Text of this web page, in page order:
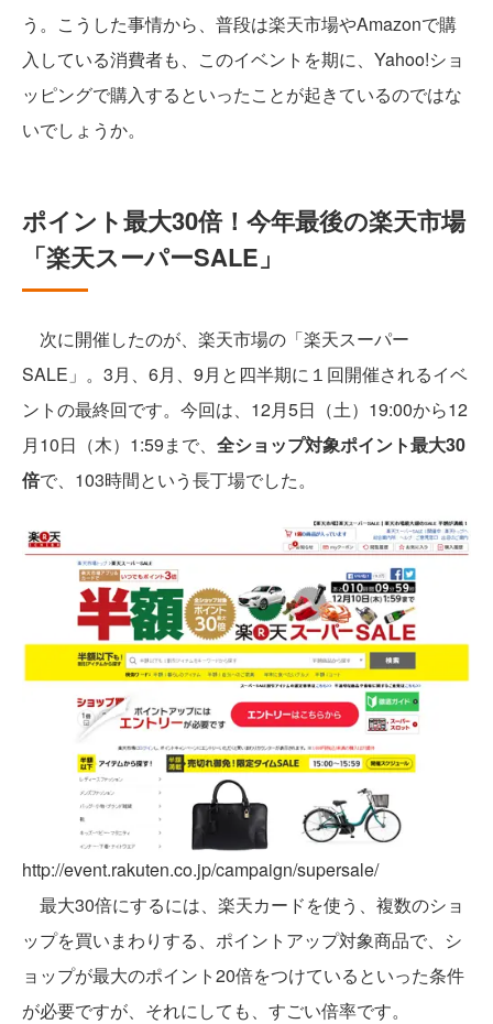
う。こうした事情から、普段は楽天市場やAmazonで購
入している消費者も、このイベントを期に、Yahoo!ショ
ッピングで購入するといったことが起きているのではな
いでしょうか。
ポイント最大30倍！今年最後の楽天市場
「楽天スーパーSALE」
次に開催したのが、楽天市場の「楽天スーパー
SALE」。3月、6月、9月と四半期に１回開催されるイベ
ントの最終回です。今回は、12月5日（土）19:00から12
月10日（木）1:59まで、 全ショップ対象ポイント最大30
倍で、103時間という長丁場でした。
http://event.rakuten.co.jp/campaign/supersale/
最大30倍にするには、楽天カードを使う、複数のショ
ップを買いまわりする、ポイントアップ対象商品で、シ
ョップが最大のポイント20倍をつけているといった条件
が必要ですが、それにしても、すごい倍率です。